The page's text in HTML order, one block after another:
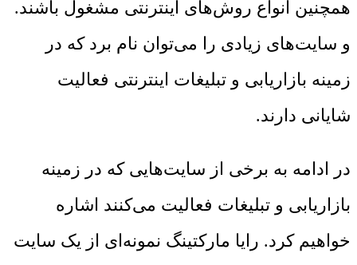
همچنین انواع روش‌های اینترنتی مشغول باشند.
و سایت‌های زیادی را می‌توان نام برد که در
زمینه بازاریابی و تبلیغات اینترنتی فعالیت
شایانی دارند.
در ادامه به برخی از سایت‌هایی که در زمینه
بازاریابی و تبلیغات فعالیت می‌کنند اشاره
خواهیم کرد. رایا مارکتینگ نمونه‌ای از یک سایت